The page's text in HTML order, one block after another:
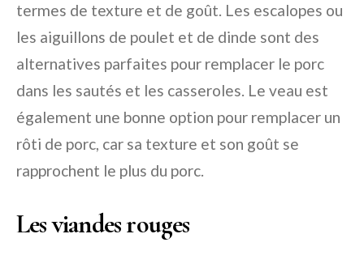
termes de texture et de goût. Les escalopes ou
les aiguillons de poulet et de dinde sont des
alternatives parfaites pour remplacer le porc
dans les sautés et les casseroles. Le veau est
également une bonne option pour remplacer un
rôti de porc, car sa texture et son goût se
rapprochent le plus du porc.
Les viandes rouges